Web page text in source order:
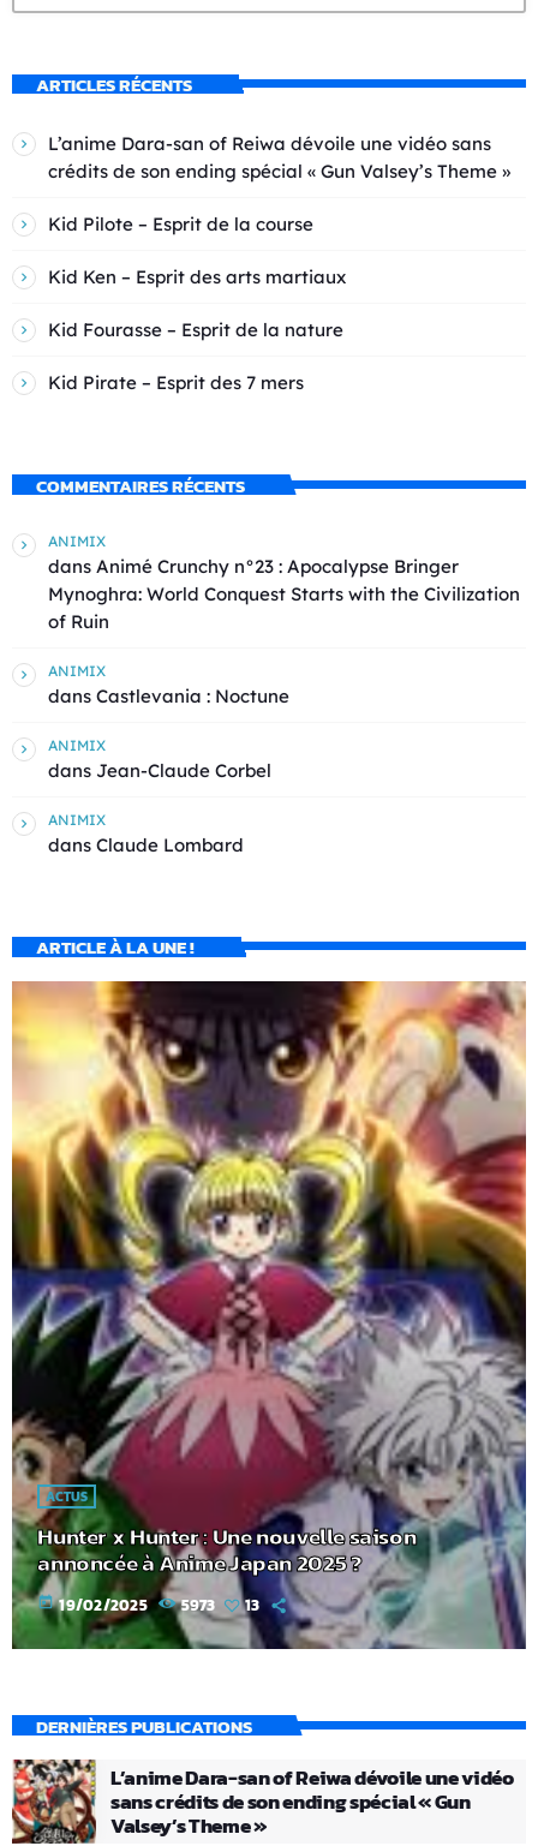
ARTICLES RÉCENTS
L’anime Dara-san of Reiwa dévoile une vidéo sans
crédits de son ending spécial « Gun Valsey’s Theme »
Kid Pilote – Esprit de la course
Kid Ken – Esprit des arts martiaux
Kid Fourasse – Esprit de la nature
Kid Pirate – Esprit des 7 mers
COMMENTAIRES RÉCENTS
ANIMIX
dans Animé Crunchy n°23 : Apocalypse Bringer
Mynoghra: World Conquest Starts with the Civilization
of Ruin
ANIMIX
dans Castlevania : Noctune
ANIMIX
dans Jean-Claude Corbel
ANIMIX
dans Claude Lombard
ARTICLE À LA UNE !
ACTUS
Hunter x Hunter : Une nouvelle saison
annoncée à Anime Japan 2025 ?
today 19/02/2025 5973 13
DERNIÈRES PUBLICATIONS
L’anime Dara-san of Reiwa dévoile une vidéo
sans crédits de son ending spécial « Gun
Valsey’s Theme »